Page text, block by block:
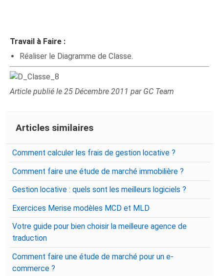
Travail à Faire :
Réaliser le Diagramme de Classe.
Article publié le 25 Décembre 2011 par GC Team
Articles similaires
Comment calculer les frais de gestion locative ?
Comment faire une étude de marché immobilière ?
Gestion locative : quels sont les meilleurs logiciels ?
Exercices Merise modèles MCD et MLD
Votre guide pour bien choisir la meilleure agence de
traduction
Comment faire une étude de marché pour un e-
commerce ?